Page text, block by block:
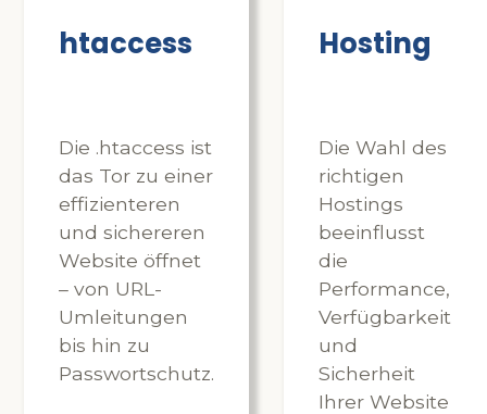
htaccess
Die .htaccess ist
das Tor zu einer
effizienteren
und sichereren
Website öffnet
– von URL-
Umleitungen
bis hin zu
Passwortschutz.
Hosting
Die Wahl des
richtigen
Hostings
beeinflusst
die
Performance,
Verfügbarkeit
und
Sicherheit
Ihrer Website